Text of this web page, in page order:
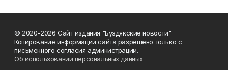
© 2020-2026 Сайт издания "Буздякские новости"
Копирование информации сайта разрешено только с
письменного согласия администрации.
Об использовании персональных данных